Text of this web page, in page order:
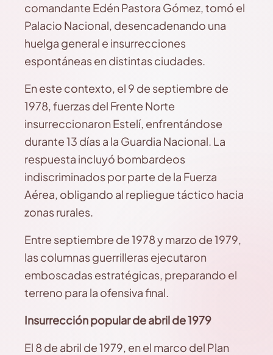
comandante Edén Pastora Gómez, tomó el
Palacio Nacional, desencadenando una
huelga general e insurrecciones
espontáneas en distintas ciudades.
En este contexto, el 9 de septiembre de
1978, fuerzas del Frente Norte
insurreccionaron Estelí, enfrentándose
durante 13 días a la Guardia Nacional. La
respuesta incluyó bombardeos
indiscriminados por parte de la Fuerza
Aérea, obligando al repliegue táctico hacia
zonas rurales.
Entre septiembre de 1978 y marzo de 1979,
las columnas guerrilleras ejecutaron
emboscadas estratégicas, preparando el
terreno para la ofensiva final.
Insurrección popular de abril de 1979
El 8 de abril de 1979, en el marco del Plan